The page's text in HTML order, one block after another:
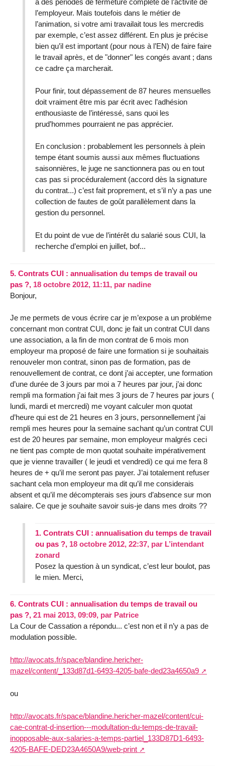
l’employeur. Mais toutefois dans le métier de
l’animation, si votre ami travailait tous les mercredis
par exemple, c’est assez différent. En plus je précise
bien qu’il est important (pour nous à l’EN) de faire faire
le travail après, et de "donner" les congés avant ; dans
ce cadre ça marcherait.
Pour finir, tout dépassement de 87 heures mensuelles
doit vraiment être mis par écrit avec l’adhésion
enthousiaste de l’intéressé, sans quoi les
prud’hommes pourraient ne pas apprécier.
En conclusion : probablement les personnels à plein
tempe étant soumis aussi aux mêmes fluctuations
saisonnières, le juge ne sanctionnera pas ou en tout
cas pas si procéduralement (accord dès la signature
du contrat...) c’est fait proprement, et s’il n’y a pas une
collection de fautes de goût parallèlement dans la
gestion du personnel.
Et du point de vue de l’intérêt du salarié sous CUI, la
recherche d’emploi en juillet, bof...
5. Contrats CUI : annualisation du temps de travail ou
pas ?, 18 octobre 2012, 11:11, par nadine
Bonjour,
Je me permets de vous écrire car je m’expose a un probléme
concernant mon contrat CUI, donc je fait un contrat CUI dans
une association, a la fin de mon contrat de 6 mois mon
employeur ma proposé de faire une formation si je souhaitais
renouveler mon contrat, sinon pas de formation, pas de
renouvellement de contrat, ce dont j’ai accepter, une formation
d’une durée de 3 jours par moi a 7 heures par jour, j’ai donc
rempli ma formation j’ai fait mes 3 jours de 7 heures par jours (
lundi, mardi et mercredi) me voyant calculer mon quotat
d’heure qui est de 21 heures en 3 jours, personnellement j’ai
rempli mes heures pour la semaine sachant qu’un contrat CUI
est de 20 heures par semaine, mon employeur malgrés ceci
ne tient pas compte de mon quotat souhaite impérativement
que je vienne travailler ( le jeudi et vendredi) ce qui me fera 8
heures de + qu’il me seront pas payer. J’ai totalement refuser
sachant cela mon employeur ma dit qu’il me considerais
absent et qu’il me décompterais ses jours d’absence sur mon
salaire. Ce que je souhaite savoir suis-je dans mes droits ??
1. Contrats CUI : annualisation du temps de travail
ou pas ?, 18 octobre 2012, 22:37, par L’intendant
zonard
Posez la question à un syndicat, c’est leur boulot, pas
le mien. Merci,
6. Contrats CUI : annualisation du temps de travail ou
pas ?, 21 mai 2013, 09:09, par Patrice
La Cour de Cassation a répondu... c’est non et il n’y a pas de
modulation possible.
http://avocats.fr/space/blandine.hericher-
mazel/content/_133d87d1-6493-4205-bafe-ded23a4650a9
ou
http://avocats.fr/space/blandine.hericher-mazel/content/cui-
cae-contrat-d-insertion---modultation-du-temps-de-travail-
inopposable-aux-salaries-a-temps-partiel_133D87D1-6493-
4205-BAFE-DED23A4650A9/web-print